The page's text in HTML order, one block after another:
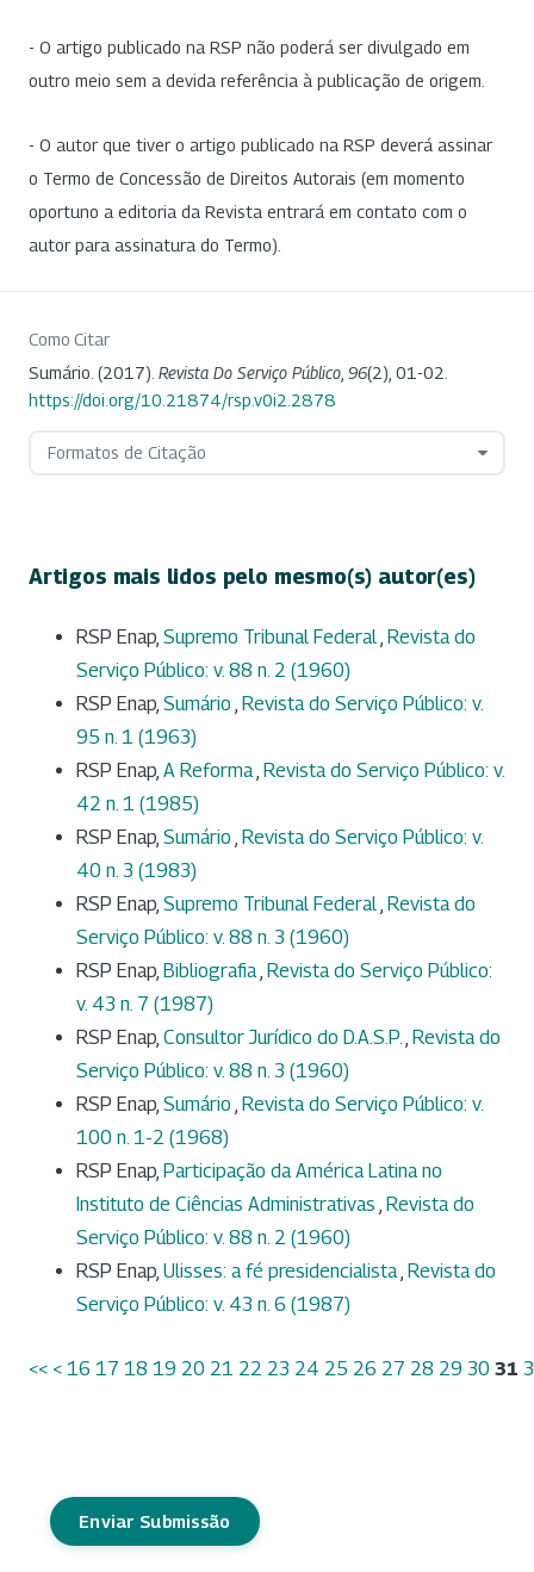
- O artigo publicado na RSP não poderá ser divulgado em
outro meio sem a devida referência à publicação de origem.
- O autor que tiver o artigo publicado na RSP deverá assinar
o Termo de Concessão de Direitos Autorais (em momento
oportuno a editoria da Revista entrará em contato com o
autor para assinatura do Termo).
Como Citar
Sumário. (2017). Revista Do Serviço Público 96(2), 01-02.
https://doi.org/10.21874/rsp.v0i2.2878
Formatos de Citação
Artigos mais lidos pelo mesmo(s) autor(es)
RSP Enap, Supremo Tribunal Federal, Revista do
Serviço Público: v. 88 n. 2 (1960)
RSP Enap, Sumário , Revista do Serviço Público: v.
95 n. 1 (1963)
RSP Enap, A Reforma, Revista do Serviço Público: v.
42 n. 1 (1985)
RSP Enap, Sumário , Revista do Serviço Público: v.
40 n. 3 (1983)
RSP Enap, Supremo Tribunal Federal, Revista do
Serviço Público: v. 88 n. 3 (1960)
RSP Enap, Bibliografia, Revista do Serviço Público:
v. 43 n. 7 (1987)
RSP Enap, Consultor Jurídico do D.A.S.P., Revista do
Serviço Público: v. 88 n. 3 (1960)
RSP Enap, Sumário , Revista do Serviço Público: v.
100 n. 1-2 (1968)
RSP Enap, Participação da América Latina no
Instituto de Ciências Administrativas , Revista do
Serviço Público: v. 88 n. 2 (1960)
RSP Enap, Ulisses: a fé presidencialista, Revista do
Serviço Público: v. 43 n. 6 (1987)
<< < 16 17 18 19 20 21 22 23 24 25 26 27 28 29 30 31
Enviar Submissão